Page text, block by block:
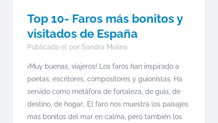
Top 10- Faros más bonitos y
visitados de España
Publicado el por Sandra Molina
¡Muy buenas, viajeros! Los faros han inspirado a
poetas, escritores, compositores y guionistas. Ha
servido como metáfora de fortaleza, de guía, de
destino, de hogar… El faro nos muestra los paisajes
más bonitos del mar en calma, pero también los